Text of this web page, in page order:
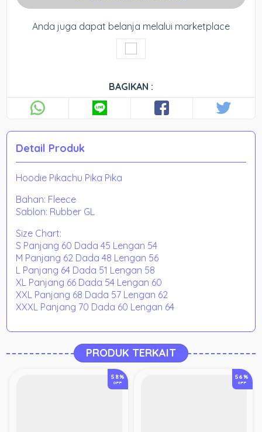
Anda juga dapat belanja melalui marketplace
BAGIKAN :
Detail Produk
Hoodie Pikachu Pika Pika
Bahan: Fleece
Sablon: Rubber GL
Size Chart:
S Panjang 60 Dada 45 Lengan 54
M Panjang 62 Dada 48 Lengan 56
L Panjang 64 Dada 51 Lengan 58
XL Panjang 66 Dada 54 Lengan 60
XXL Panjang 68 Dada 57 Lengan 62
XXXL Panjang 70 Dada 60 Lengan 64
PRODUK TERKAIT
58%
OFF
56%
OFF